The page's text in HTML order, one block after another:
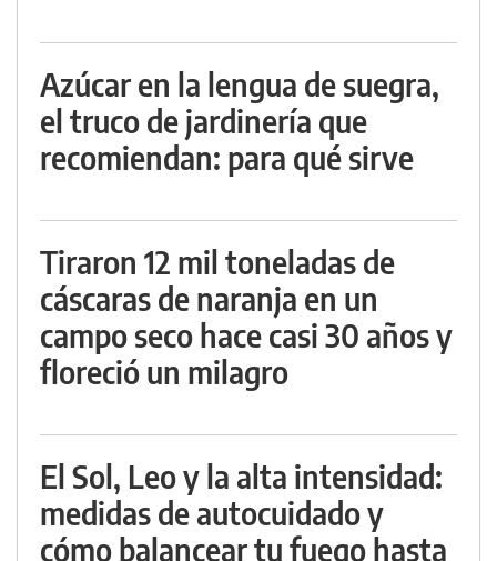
Azúcar en la lengua de suegra,
el truco de jardinería que
recomiendan: para qué sirve
Tiraron 12 mil toneladas de
cáscaras de naranja en un
campo seco hace casi 30 años y
floreció un milagro
El Sol, Leo y la alta intensidad:
medidas de autocuidado y
cómo balancear tu fuego hasta